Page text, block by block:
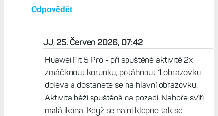
Odpovědět
JJ, 25. Červen 2026, 07:42
Huawei Fit 5 Pro - při spuštěné aktivitě 2x
zmáčknout korunku, potáhnout 1 obrazovku
doleva a dostanete se na hlavní obrazovku.
Aktivita běží spuštěná na pozadí. Nahoře svítí
malá ikona. Když se na ni klepne tak se